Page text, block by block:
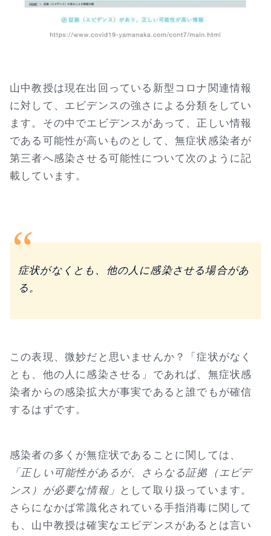
山中教授は現在出回っている新型コロナ関連情報
に対して、エビデンスの強さによる分類をしてい
ます。その中でエビデンスがあって、正しい情報
である可能性が高いものとして、無症状感染者が
第三者へ感染させる可能性について次のように記
載しています。
症状がなくとも、他の人に感染させる場合があ
る。
この表現、微妙だと思いませんか？「症状がなく
とも、他の人に感染させる」であれば、無症状感
染者からの感染拡大が事実であると誰でもが確信
するはずです。
感染者の多くが無症状であることに関しては、
「正しい可能性があるが、さらなる証拠（エビデ
ンス）が必要な情報」 として取り扱っています。
さらになかば常識化されている手指消毒に関して
も、山中教授は確実なエビデンスがあるとは言い